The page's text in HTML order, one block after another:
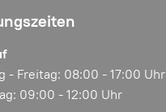
- Freitag: 08:00 - 17:00 Uhr
09:00 - 12:00 Uhr